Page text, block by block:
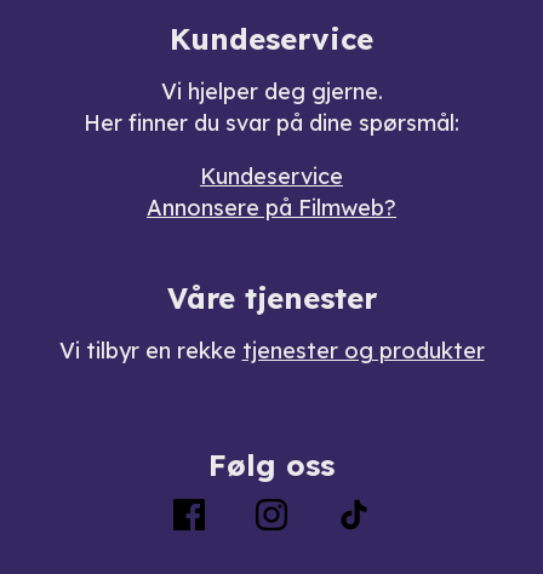
Kundeservice
Vi hjelper deg gjerne.
Her finner du svar på dine spørsmål:
Kundeservice
Annonsere på Filmweb?
Våre tjenester
Vi tilbyr en rekke tjenester og produkter
Følg oss